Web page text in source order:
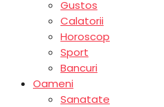
Gustos
Calatorii
Horoscop
Sport
Bancuri
Oameni
Sanatate